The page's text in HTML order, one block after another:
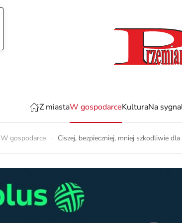
Z miastaW gospodarceKulturaNa
W gospodarce Ciszej, bezpieczniej, mniej szkodliwie